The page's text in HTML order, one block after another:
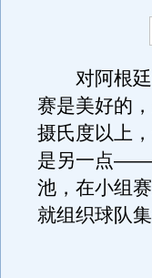
对阿根廷
赛是美好的
摄氏度以上
是另一点——
池，在小组
就组织球队